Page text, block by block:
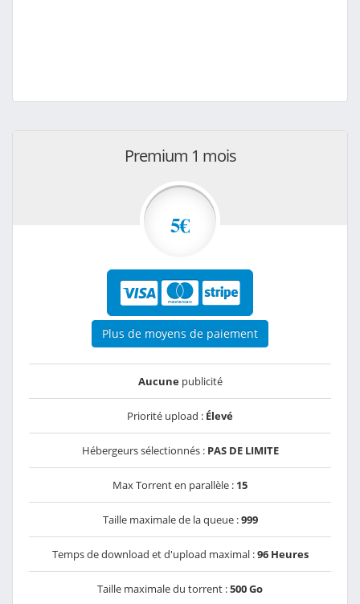
Premium 1 mois
5€
Plus de moyens de paiement
Aucunepublicité
Priorité upload : Élevé
Hébergeurs sélectionnés : PAS DE LIMITE
Max Torrent en parallèle : 15
Taille maximale de la queue :999
Temps de download et d'upload maximal :96 Heures
Taille maximale du torrent :500 Go